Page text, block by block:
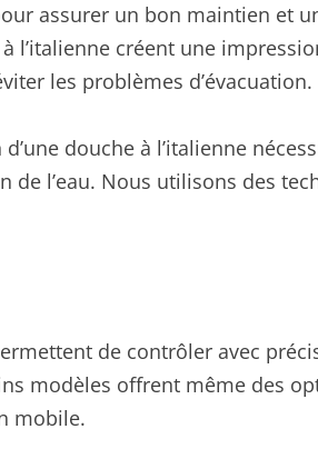
assurer un bon maintien et
l’italienne créent une
les problèmes d’évacuation.
douche à l’italienne
l’eau. Nous utilisons des
de contrôler avec
modèles offrent même des
mobile.